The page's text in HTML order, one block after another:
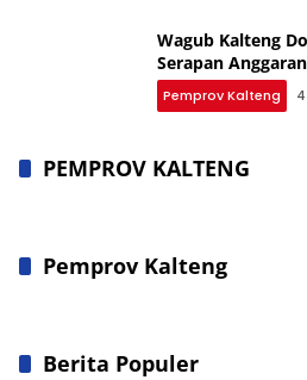
Wagub Kalteng
Serapan
Pemprov Kalteng
PEMPROV KALTENG
Pemprov Kalteng
Berita PopulerWarga Padati Lokasi